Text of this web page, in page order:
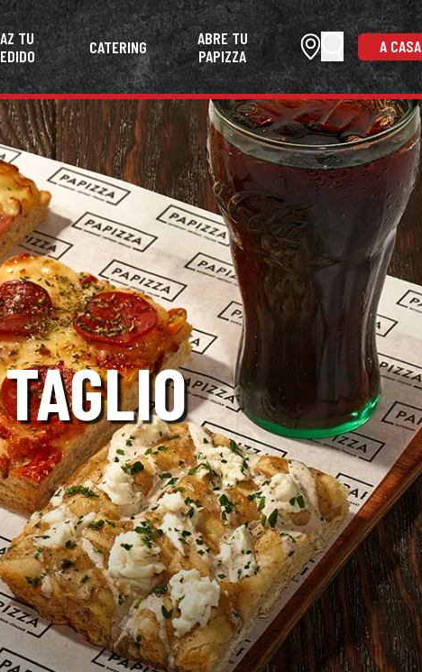
TU
CATERING
ABRE TU
PAPIZZA
A CASA